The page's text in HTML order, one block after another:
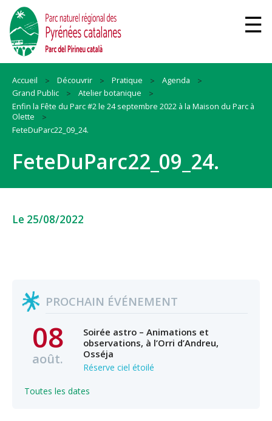
Accueil Découvrir Pratique
Agenda
Grand Public
Atelier botanique
Enfin la Fête du Parc #2 le 24 septembre 2022 à la Maison du Parc à
Olette
FeteDuParc22_09_24.
FeteDuParc22_09_24.
Le 25/08/2022
PROCHAIN ÉVÉNEMENT
08
août.
Soirée astro – Animations et
observations, à l’Orri d’Andreu,
Osséja
Réserve ciel étoilé
Toutes les dates